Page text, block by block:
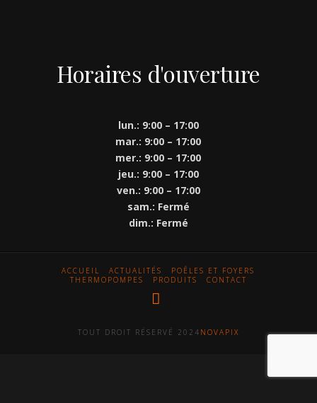
Horaires d'ouverture
lun.: 9:00 – 17:00
mar.: 9:00 – 17:00
mer.: 9:00 – 17:00
jeu.: 9:00 – 17:00
ven.: 9:00 – 17:00
sam.: Fermé
dim.: Fermé
ACCUEIL ACTUALITÉS
POÊLES ET FOYERS
THERMOPOMPES
PRODUITS CONTACT
TOUT DROIT RÉSERVÉ 2024 NOVAPIX